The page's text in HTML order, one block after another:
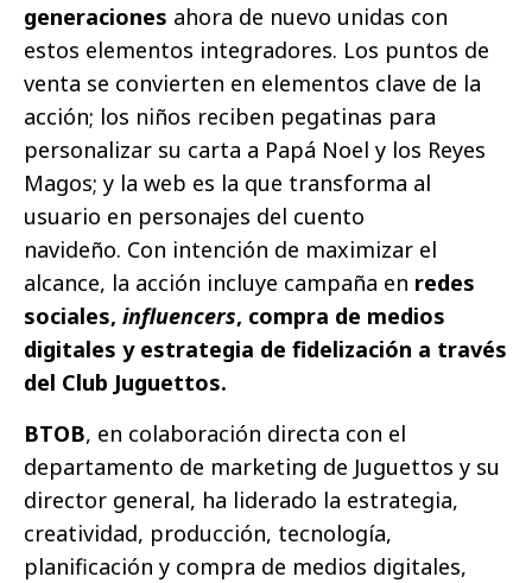
generaciones ahora de nuevo unidas con
estos elementos integradores. Los puntos de
venta se convierten en elementos clave de la
acción; los niños reciben pegatinas para
personalizar su carta a Papá Noel y los Reyes
Magos; y la web es la que transforma al
usuario en personajes del cuento
navideño. Con intención de maximizar el
alcance, la acción incluye campaña en redes
sociales, influencers, compra de medios
digitales y estrategia de fidelización a través
del Club Juguettos.
BTOB, en colaboración directa con el
departamento de marketing de Juguettos y su
director general, ha liderado la estrategia,
creatividad, producción, tecnología,
planificación y compra de medios digitales,